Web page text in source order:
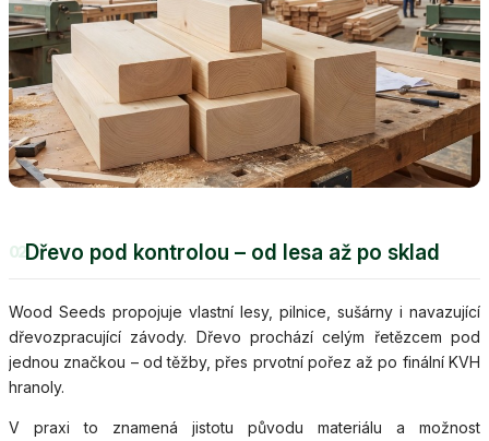
02Dřevo pod kontrolou – od lesa až po sklad
Wood Seeds propojuje vlastní lesy, pilnice, sušárny i navazující
dřevozpracující závody. Dřevo prochází celým řetězcem pod
jednou značkou – od těžby, přes prvotní pořez až po finální KVH
hranoly.
V praxi to znamená jistotu původu materiálu a možnost